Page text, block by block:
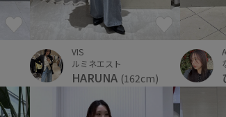
VIS
ルミネエスト
HARUNA (162cm)